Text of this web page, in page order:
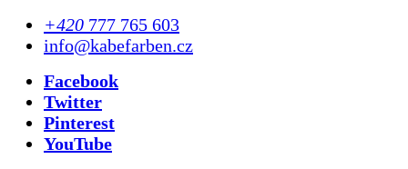
+420 777 765 603
info@kabefarben.cz
Facebook
Twitter
Pinterest
YouTube